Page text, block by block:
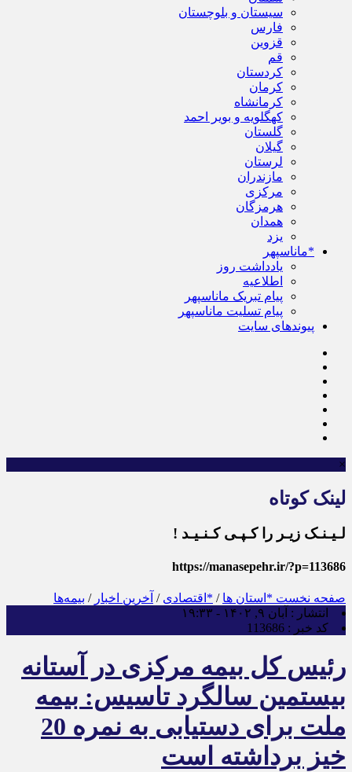
سیستان و بلوچستان
فارس
قزوین
قم
کردستان
کرمان
کرمانشاه
کهگلویه و بویر احمد
گلستان
گیلان
لرستان
مازندران
مرکزی
هرمزگان
همدان
یزد
*ماناسپهر
یادداشت روز
اطلاعیه
پیام تبریک ماناسپهر
پیام تسلیت ماناسپهر
پیوندهای سایت
×
لینک کوتاه
لـیـنـک زیـر را کـپـی کـنـیـد !
https://manasepehr.ir/?p=113686
صفحه نخست *استان ها / *اقتصادی / آخرین اخبار / بیمه‌ها
انتشار : آبان ۹, ۱۴۰۲ - ۱۹:۳۳
کد خبر : 113686
رئیس کل بیمه مرکزی در آستانه
بیستمین سالگرد تاسیس: بیمه
ملت برای دستیابی به نمره 20
خیز برداشته است